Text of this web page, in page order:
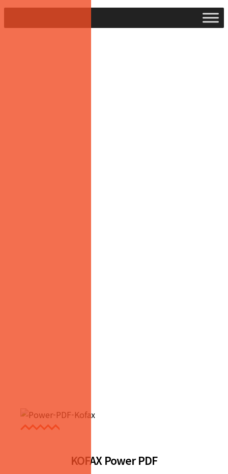
KOFAX Power PDF